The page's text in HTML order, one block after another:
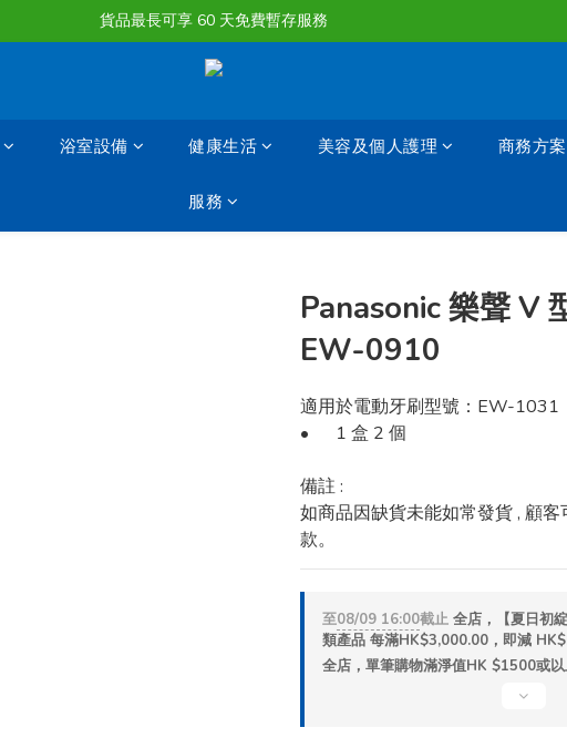
購物滿淨值HK $1500或以上 , 即可享一次免費標準送貨服務。
貨品最長可享 60 天免費暫存服務
購物滿淨值HK $1500或以上 , 即可享一次免費標準送貨服務。
浴室設備 健康生活 美容及個人護理 商務方案
服務
Panasonic 樂聲 V
EW-0910
適用於電動牙刷型號：EW-1031
•	1 盒 2 個
備註 :
如商品因缺貨未能如常發貨 , 顧
款。
至08/09 16:00截止全店，【夏日初
類產品 每滿HK$3,000.00，即減
全店，單筆購物滿淨值HK $1500或